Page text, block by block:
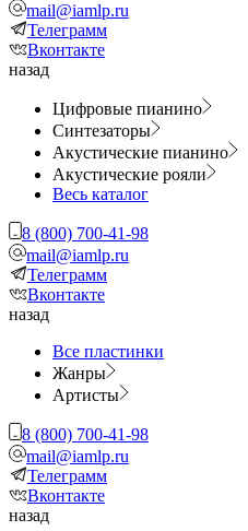
mail@iamlp.ru
Телеграмм
Вконтакте
назад
Цифровые пианино
Синтезаторы
Акустические пианино
Акустические рояли
Весь каталог
8 (800) 700-41-98
mail@iamlp.ru
Телеграмм
Вконтакте
назад
Все пластинки
Жанры
Артисты
8 (800) 700-41-98
mail@iamlp.ru
Телеграмм
Вконтакте
назад